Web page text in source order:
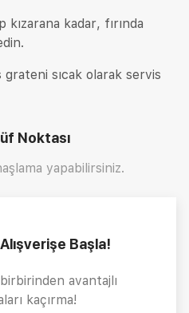
kadar, fırında
grateni sıcak olarak servis
Noktası
yapabilirsiniz.
Başla!
avantajlı
kaçırma!